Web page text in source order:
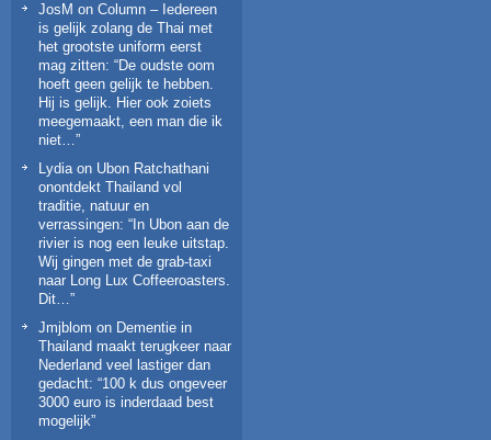
JosM on Column – Iedereen
is gelijk zolang de Thai met
het grootste uniform eerst
mag zitten: “De oudste oom
hoeft geen gelijk te hebben.
Hij is gelijk. Hier ook zoiets
meegemaakt, een man die ik
niet…”
Lydiaon Ubon Ratchathani
onontdekt Thailand vol
traditie, natuur en
verrassingen: “ In Ubon aan de
rivier is nog een leuke uitstap.
Wij gingen met de grab-taxi
naar Long Lux Coffeeroasters.
Dit…”
Jmjblom on Dementie in
Thailand maakt terugkeer naar
Nederland veel lastiger dan
gedacht: “100 k dus ongeveer
3000 euro is inderdaad best
mogelijk”